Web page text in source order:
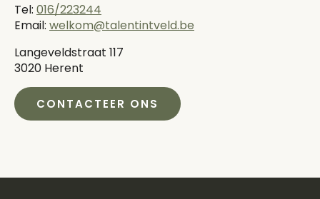
Tel: 016/223244
Email: welkom@talentintveld.be
Langeveldstraat 117
3020 Herent
CONTACTEER ONS